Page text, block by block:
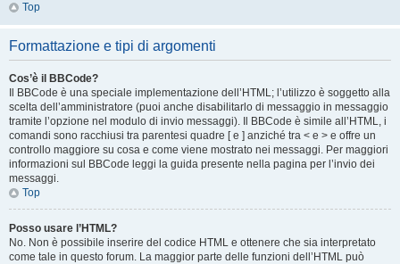
Top
Formattazione e tipi di argomenti
Cos’è il BBCode?
Il BBCode è una speciale implementazione dell’HTML; l’utilizzo è soggetto alla
scelta dell’amministratore (puoi anche disabilitarlo di messaggio in messaggio
tramite l’opzione nel modulo di invio messaggi). Il BBCode è simile all’HTML, i
comandi sono racchiusi tra parentesi quadre [ e ] anziché tra < e > e offre un
controllo maggiore su cosa e come viene mostrato nei messaggi. Per maggiori
informazioni sul BBCode leggi la guida presente nella pagina per l’invio dei
messaggi.
Top
Posso usare l’HTML?
No. Non è possibile inserire del codice HTML e ottenere che sia interpretato
come tale in questo forum. La maggior parte delle funzioni dell’HTML può